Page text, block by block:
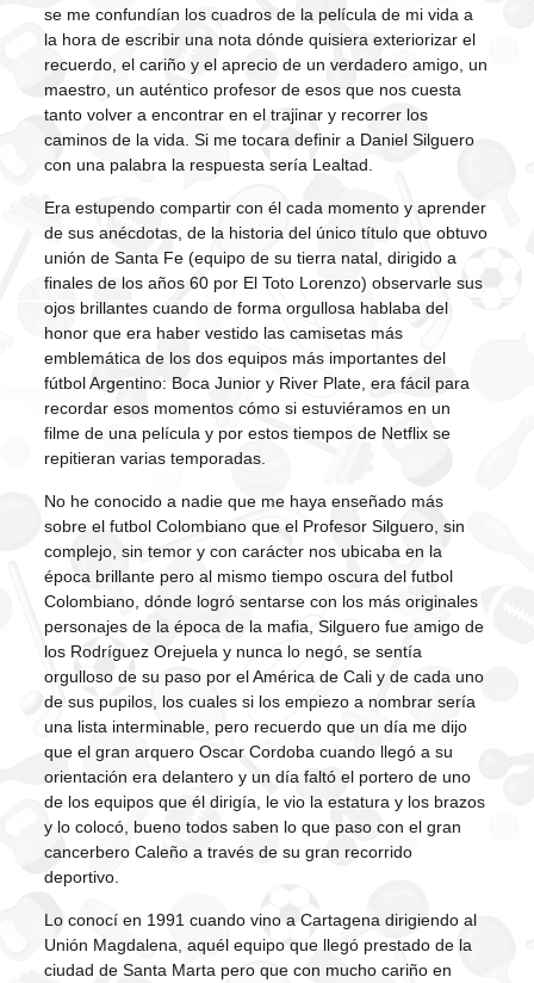
se me confundían los cuadros de la película de mi vida a
la hora de escribir una nota dónde quisiera exteriorizar el
recuerdo, el cariño y el aprecio de un verdadero amigo, un
maestro, un auténtico profesor de esos que nos cuesta
tanto volver a encontrar en el trajinar y recorrer los
caminos de la vida. Si me tocara definir a Daniel Silguero
con una palabra la respuesta sería Lealtad.
Era estupendo compartir con él cada momento y aprender
de sus anécdotas, de la historia del único título que obtuvo
unión de Santa Fe (equipo de su tierra natal, dirigido a
finales de los años 60 por El Toto Lorenzo) observarle sus
ojos brillantes cuando de forma orgullosa hablaba del
honor que era haber vestido las camisetas más
emblemática de los dos equipos más importantes del
fútbol Argentino: Boca Junior y River Plate, era fácil para
recordar esos momentos cómo si estuviéramos en un
filme de una película y por estos tiempos de Netflix se
repitieran varias temporadas.
No he conocido a nadie que me haya enseñado más
sobre el futbol Colombiano que el Profesor Silguero, sin
complejo, sin temor y con carácter nos ubicaba en la
época brillante pero al mismo tiempo oscura del futbol
Colombiano, dónde logró sentarse con los más originales
personajes de la época de la mafia, Silguero fue amigo de
los Rodríguez Orejuela y nunca lo negó, se sentía
orgulloso de su paso por el América de Cali y de cada uno
de sus pupilos, los cuales si los empiezo a nombrar sería
una lista interminable, pero recuerdo que un día me dijo
que el gran arquero Oscar Cordoba cuando llegó a su
orientación era delantero y un día faltó el portero de uno
de los equipos que él dirigía, le vio la estatura y los brazos
y lo colocó, bueno todos saben lo que paso con el gran
cancerbero Caleño a través de su gran recorrido
deportivo.
Lo conocí en 1991 cuando vino a Cartagena dirigiendo al
Unión Magdalena, aquél equipo que llegó prestado de la
ciudad de Santa Marta pero que con mucho cariño en